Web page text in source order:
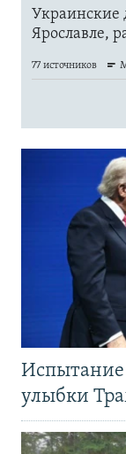
улыбки